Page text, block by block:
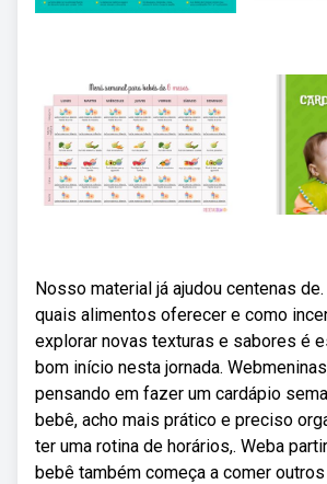
Nosso material já ajudou centenas
quais alimentos oferecer e como
explorar novas texturas e sabores é
bom início nesta jornada.
pensando em fazer um cardápio
bebê, acho mais prático e preciso
ter uma rotina de horários,. Weba
bebê também começa a comer